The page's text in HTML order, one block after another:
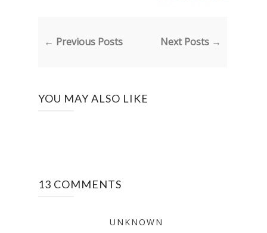
← Previous Posts Next Posts →
YOU MAY ALSO LIKE
13 COMMENTS
UNKNOWN